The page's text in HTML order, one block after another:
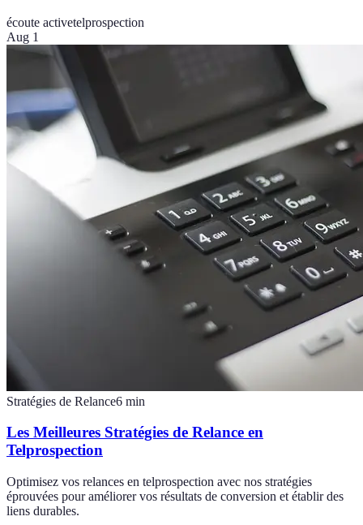
écoute activetelprospection
Aug 1
Stratégies de Relance6 min
Les Meilleures Stratégies de Relance en
Telprospection
Optimisez vos relances en telprospection avec nos stratégies
éprouvées pour améliorer vos résultats de conversion et établir des
liens durables.